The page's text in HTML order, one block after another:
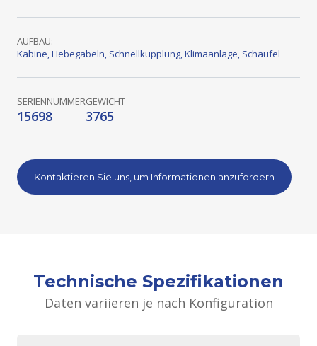
AUFBAU:
Kabine,Hebegabeln, Schnellkupplung,Klimaanlage, Schaufel
SERIENNUMMER
15698
GEWICHT
3765
Kontaktieren Sie uns, um Informationen anzufordern
Technische Spezifikationen
Daten variieren je nach Konfiguration